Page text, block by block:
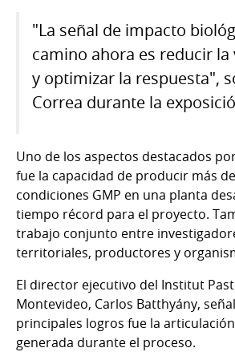
"La señal de impacto
camino ahora es reducir
y optimizar la respuesta",
Correa durante la
Uno de los aspectos destacados
fue la capacidad de producir más
condiciones GMP en una planta
tiempo récord para el proyecto.
trabajo conjunto entre
territoriales, productores y
El director ejecutivo del Institut
Montevideo, Carlos Batthyány,
principales logros fue la
generada durante el proceso.